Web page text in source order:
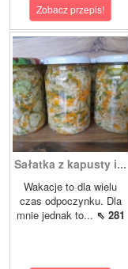
Zobacz przepis!
Sałatka z kapusty i...
Wakacje to dla wielu
czas odpoczynku. Dla
mnie jednak to... ⇖ 281